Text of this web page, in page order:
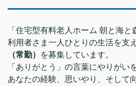
「住宅型有料老人ホーム 朝と海と
利用者さま一人ひとりの生活を支
（常勤）
を募集しています。
「ありがとう」の言葉にやりがい
あなたの経験、思いやり、そして